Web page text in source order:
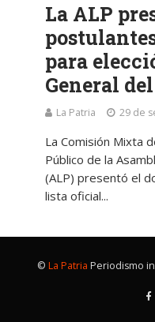
La ALP
para
General
La Patria 29 de
La Comisión Mixta
Público de la
(ALP) presentó el
lista oficial...
© La Patria Periodismo